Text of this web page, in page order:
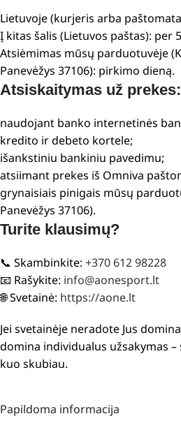
Lietuvoje (kurjeris arba
Į kitas šalis (Lietuvos paštas): per
Atsiėmimas mūsų parduotuvėje
Panevėžys 37106): pirkimo dieną.
Atsiskaitymas už prekes:
naudojant banko internetinės
kredito ir debeto kortele;
išankstiniu bankiniu pavedimu;
atsiimant prekes iš Omniva
grynaisiais pinigais mūsų
Panevėžys 37106).
Turite klausimų?
📞 Skambinkite: +370 612 98228
📧 Rašykite: info@aonesport.lt
🌐 Svetainė: https://aone.lt
Jei svetainėje neradote Jus
domina individualus užsakymas
kuo skubiau.
Papildoma informacija